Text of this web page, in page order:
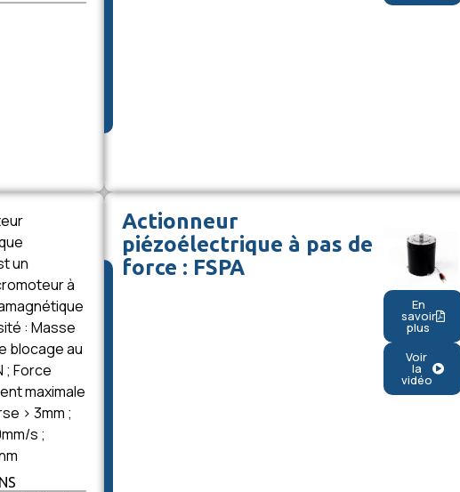
un
à
: Masse
blocage au
; Force
maximale
> 3mm ;
s ;
Actionneur
piézoélectrique à pas de
force : FSPA
En
savoir
plus
Voir
la
vidéo